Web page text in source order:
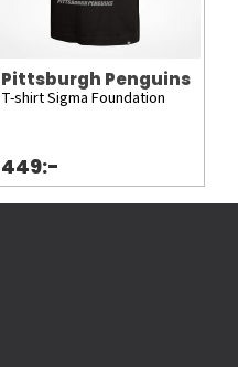
Pittsburgh Penguins
T-shirt Sigma Foundation
449:-